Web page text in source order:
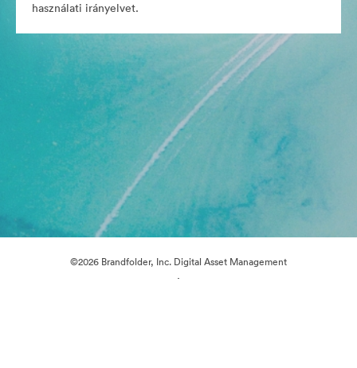
használati irányelvet.
©2026 Brandfolder, Inc. Digital Asset Management
·